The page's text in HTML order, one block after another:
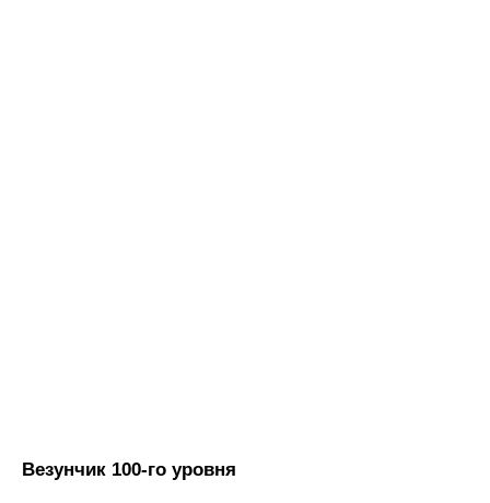
Везунчик 100-го уровня